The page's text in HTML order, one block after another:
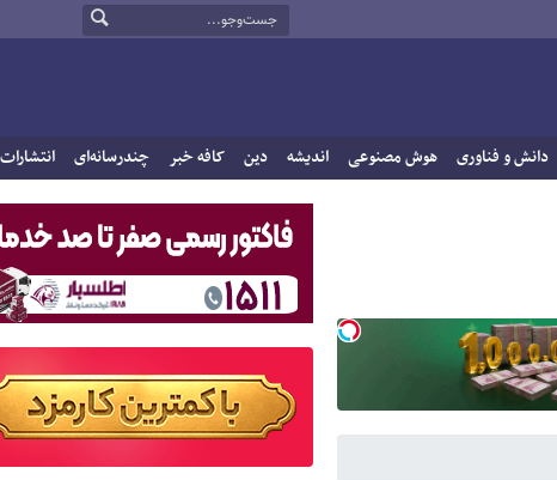
دانش و فناوری هوش مصنوعی اندیشه دین کافه خبر چندرسانه‌ای انتشارات